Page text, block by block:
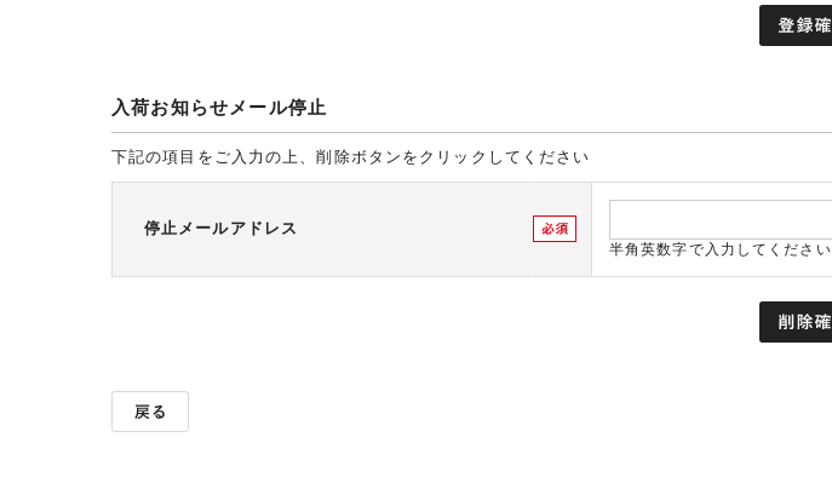
入荷お知らせメール停止
下記の項目をご入力の上、削除ボタンをクリックしてください
停止メールアドレス
半角英数字で入力してください